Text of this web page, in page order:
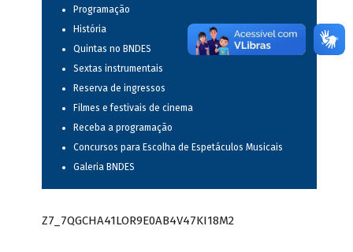
Programação
História
Quintas no BNDES
Sextas instrumentais
Reserva de ingressos
Filmes e festivais de cinema
Receba a programação
Concursos para Escolha de Espetáculos Musicais
Galeria BNDES
Z7_7QGCHA41LOR9E0AB4V47KI18M2